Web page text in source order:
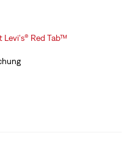
Levi's® Red Tab™